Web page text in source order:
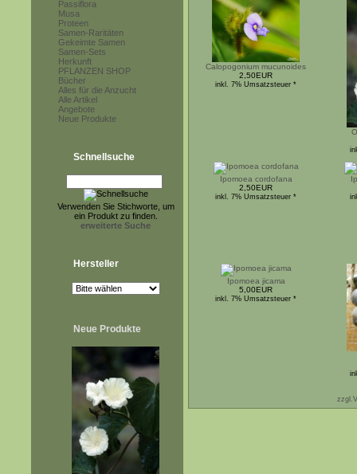
Passiflora
Musa
Proteen
Samen-Raritäten
Gekeimte Samen
Samen-Sets
Herkunft
PFLANZEN SHOP
Bücher
Alles für die Anzucht
Alle Artikel
Angebote
Neue Produkte
Schnellsuche
Verwenden Sie Stichworte, um
ein Produkt zu finden.
erweiterte Suche
Hersteller
Neue Produkte
Calopogonium mucunoides
2,50EUR
inkl. 7% Umsatzsteuer *
Ipomoea cordofana
2,50EUR
inkl. 7% Umsatzsteuer *
Ipomoea jicama
5,00EUR
inkl. 7% Umsatzsteuer *